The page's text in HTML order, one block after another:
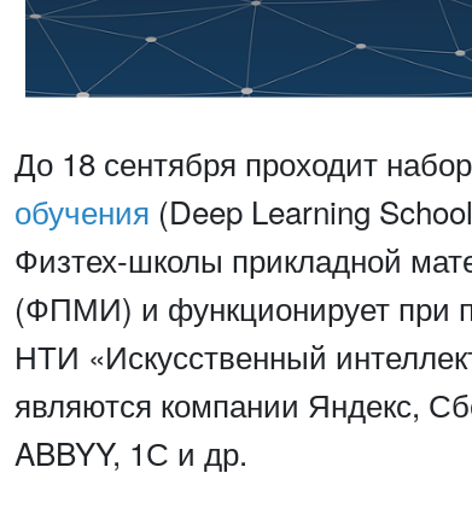
До 18 сентября проходит
обучения (Deep Learning
Физтех-школы прикладной
(ФПМИ) и функционирует при
НТИ «Искусственный
являются компании Яндекс,
ABBYY, 1С и др.